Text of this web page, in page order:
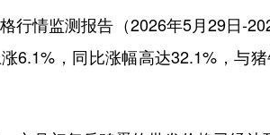
行情监测报告（2026年5月29日-
6.1%，同比涨幅高达32.1%，与